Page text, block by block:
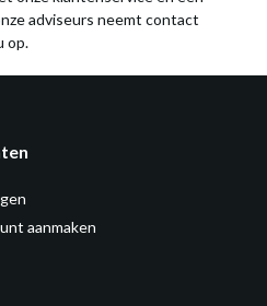
adviseurs neemt contact
op.
aanmaken